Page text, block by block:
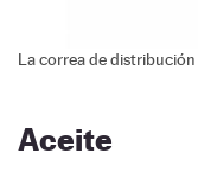
La correa de
Aceite